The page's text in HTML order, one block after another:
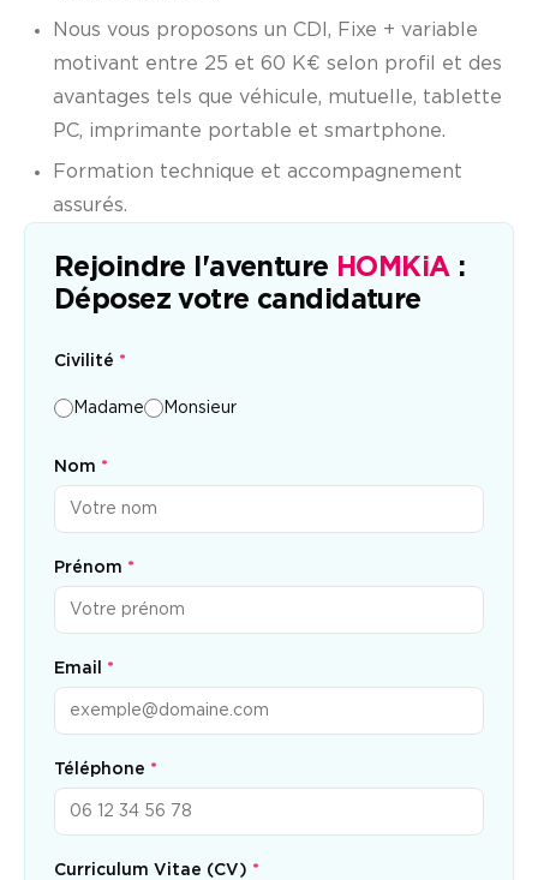
Nous vous proposons un CDI, Fixe + variable
motivant entre 25 et 60 K€ selon profil et des
avantages tels que véhicule, mutuelle, tablette
PC, imprimante portable et smartphone.
Formation technique et accompagnement
assurés.
Rejoindre l'aventure HOMKiA:
Déposez votre candidature
Civilité *
Madame Monsieur
Nom *
Prénom *
Email *
Téléphone *
Curriculum Vitae (CV) *